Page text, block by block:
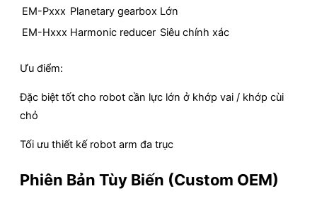
EM-Pxxx Planetary gearbox Lớn
EM-Hxxx Harmonic reducer Siêu chính xác
Ưu điểm:
Đặc biệt tốt cho robot cần lực lớn ở khớp vai / khớp cùi
chỏ
Tối ưu thiết kế robot arm đa trục
Phiên Bản Tùy Biến (Custom OEM)